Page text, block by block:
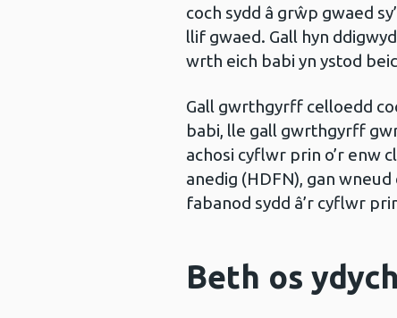
coch sydd â grŵp gwaed
llif gwaed. Gall hyn
wrth eich babi yn ystod
Gall gwrthgyrff celloedd
babi, lle gall gwrthgyrff
achosi cyflwr prin o’r enw
anedig (HDFN), gan
fabanod sydd â’r cyflwr
Beth os